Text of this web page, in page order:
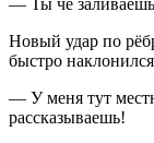
Новый удар по
быстро
— У меня тут
рассказываешь!